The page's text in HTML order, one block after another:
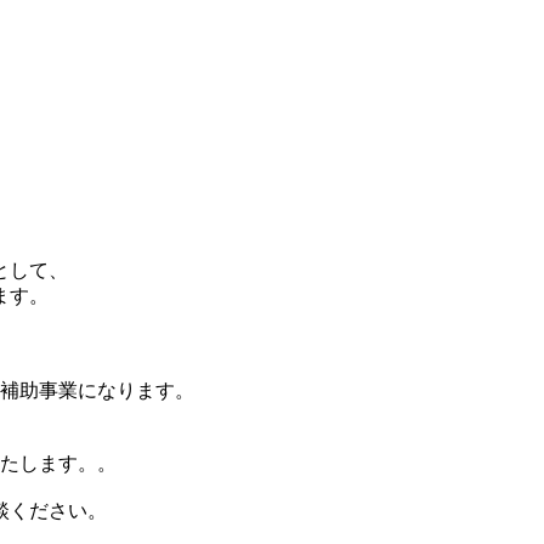
て、
。
助事業になります。
します。。
ださい。